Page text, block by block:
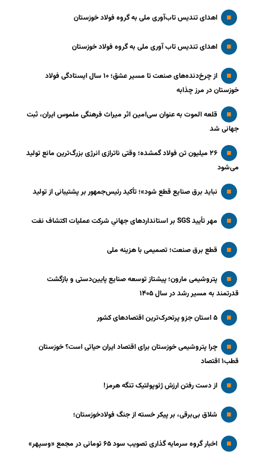
اهدای تندیس تاب‌آوری ملی به گروه فولاد خوزستان
اهدای تندیس تاب آوری ملی به گروه فولاد خوزستان
از چرخ‌دنده‌های صنعت تا مسیر عشق؛ ۱۰ سال ایستادگی فولاد
خوزستان در مرز چذابه
قلعه الموت به عنوان سی‌امین اثر میراث‌ فرهنگی ملموس ایران، ثبت
جهانی شد
۲۶ میلیون تن فولاد گمشده؛ وقتی ناترازی انرژی بزرگ‌ترین مانع تولید
می‌شود
نباید برق صنایع قطع شود»؛ تأکید رئیس‌جمهور بر پشتیبانی از تولید
مهر تأیید SGS بر استانداردهای جهانیِ شرکت عملیات اکتشاف نفت
قطع برق صنعت؛ تصمیمی با هزینه ملی
پتروشیمی مارون؛ پیشتاز توسعه صنایع پایین‌دستی و بازگشت
قدرتمند به مسیر رشد در سال ۱۴۰۵
۵ استان جزو پرتحرک‌ترین اقتصاد‌های کشور
چرا پتروشیمی خوزستان برای اقتصاد ایران حیاتی است؟ خوزستان
قطب۱ اقتصاد
از دست رفتن ارزش ژئوپولتیک تنگه هرمز!
شلاق‌ بی‌برقی، بر پیکر خسته‌ از جنگ فولادخوزستان؛
اخبار گروه سرمایه گذاری تصویب سود ۶۵ تومانی در مجمع «وسپهر»